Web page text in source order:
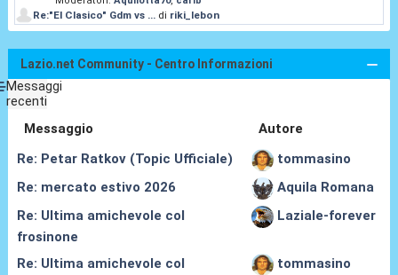
Re:"El Clasico" Gdm vs ... di riki_lebon
Lazio.net Community - Centro Informazioni
Messaggi
recenti
Messaggio
Autore
Re: Petar Ratkov (Topic Ufficiale)
tommasino
Re: mercato estivo 2026
Aquila Romana
Re: Ultima amichevole col
frosinone
Laziale-forever
Re: Ultima amichevole col
tommasino